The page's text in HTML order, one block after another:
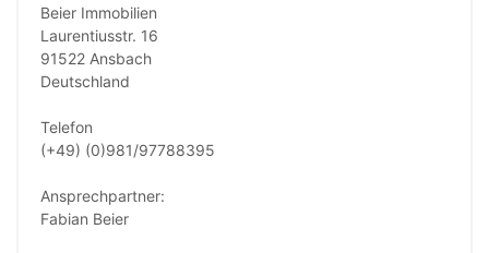
Beier Immobilien
Laurentiusstr. 16
91522 Ansbach
Deutschland
Telefon
(+49) (0)981/97788395
Ansprechpartner:
Fabian Beier